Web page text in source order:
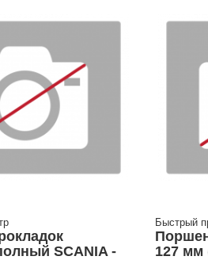
SCANIA -
Быстрый
127 мм